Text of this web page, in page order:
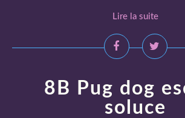
Lire la suite
8B Pug dog
soluce